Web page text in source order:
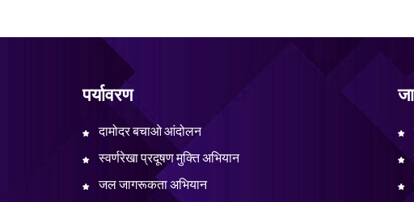
पर्यावरण
दामोदर बचाओ आंदोलन
स्वर्णरेखा प्रदूषण मुक्ति अभियान
जल जागरूकता अभियान